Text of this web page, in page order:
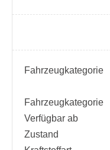
Fahrzeugkategorie
Fahrzeugkategorie
Verfügbar ab
Zustand